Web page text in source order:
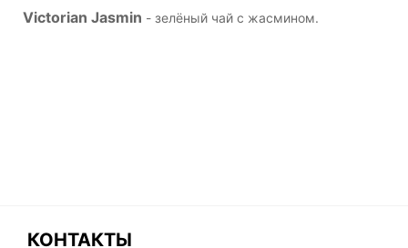
Victorian Jasmin - зелёный чай с жасмином.
КОНТАКТЫ